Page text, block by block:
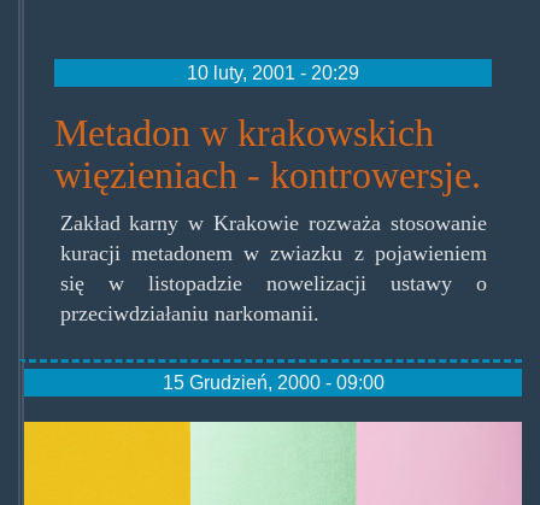
10 luty, 2001 - 20:29
Metadon w krakowskich
więzieniach - kontrowersje.
Zakład karny w Krakowie rozważa stosowanie
kuracji metadonem w zwiazku z pojawieniem
się w listopadzie nowelizacji ustawy o
przeciwdziałaniu narkomanii.
15 Grudzień, 2000 - 09:00
illicitdrugs.jpg